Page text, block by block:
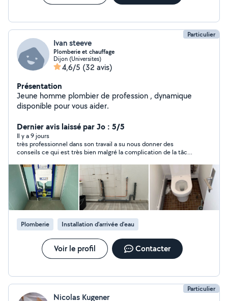
Particulier
Ivan steeve
Plomberie et chauffage
Dijon (Universites)
4,6/5 (32 avis)
Présentation
Jeune homme plombier de profession , dynamique
disponible pour vous aider.
Dernier avis laissé par Jo : 5/5
Il y a 9 jours
très professionnel dans son travail a su nous donner des
conseils ce qui est très bien malgré la complication de la tâche
Plomberie Installation d'arrivée d'eau
Voir le profil Contacter
Particulier
Nicolas Kugener